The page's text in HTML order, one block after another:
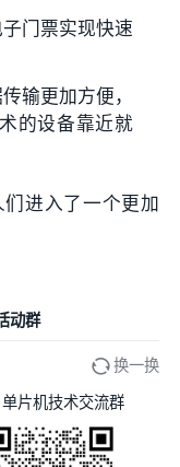
门票实现快速
输更加方便，
的设备靠近就
进入了一个更加
动群
换一换
单片机技术交流群